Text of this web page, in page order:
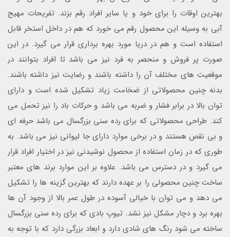
بهترین اوقات را برای خود و یا سایر افراد رقم بزند. تفریحات مهیج
آبی به وسیله این محصول رقم می خورد که هم در داخل استخر قابل
استفاده است و هم در دریا مورد بهره برداری قرار می گیرد. در این
صورت پر فروش و منحصر به فرد نیز می باشد تا افراد بتوانند در
موقعیت های مختلف آن را داشته باشند و رضایت نیز داشته باشند.
بدنه چنین محصولاتی از ضخامت زیاد تشکیل شده است و دارای
توان بالا در برابر فشار و ضربه می باشد و حرکات باد را نیز تحمل می
کند. طراحی محصولاتی که برای رده سنی بزرگسال می باشد حرفه ای
و بی نقص هستند و در برخی موارد دارای جا لیوانی نیز می باشد. به
طوری که در زمان استفاده از محصول نوشیدنی نیز در اختیار افراد قرار
می گیرد و در دسترس می باشد. علاوه بر این موارد برند های معتبر
ساخت چنین محصولی را بر عهده دارند که بهترین گزینه ها را تشکیل
می دهد و می توان با خیالی آسوده در طول عمر بالا از وجود آن ها
بهره برد و دچار مشکل نیز نشد. تیوپ بادی که برای رده سنی بزرگسال
ساخته می شود رنگ های شادی دارد و ابعاد بزرگی دارد که با توجه به